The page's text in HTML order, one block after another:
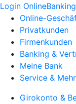
Login OnlineBanking
Online-
Privatkunden
Firmenkunden
Banking &
Meine Bank
Service &
Girokonto &